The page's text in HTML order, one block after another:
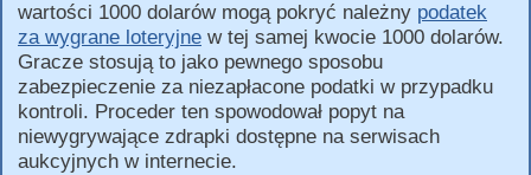
wartości 1000 dolarów mogą pokryć należny podatek
za wygrane loteryjne w tej samej kwocie 1000 dolarów.
Gracze stosują to jako pewnego sposobu
zabezpieczenie za niezapłacone podatki w przypadku
kontroli. Proceder ten spowodował popyt na
niewygrywające zdrapki dostępne na serwisach
aukcyjnych w internecie.